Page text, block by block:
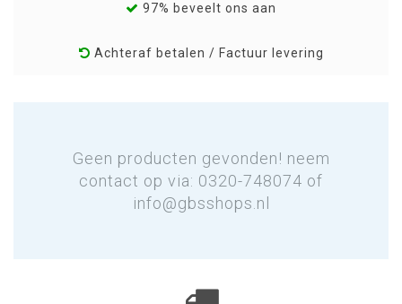
97% beveelt ons aan
Achteraf betalen / Factuur levering
Geen producten gevonden! neem
contact op via: 0320-748074 of
info@gbsshops.nl